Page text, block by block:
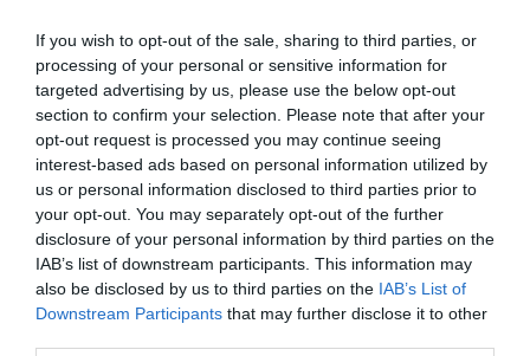
If you wish to opt-out of the sale, sharing to third parties, or
processing of your personal or sensitive information for
targeted advertising by us, please use the below opt-out
section to confirm your selection. Please note that after your
opt-out request is processed you may continue seeing
interest-based ads based on personal information utilized by
us or personal information disclosed to third parties prior to
your opt-out. You may separately opt-out of the further
disclosure of your personal information by third parties on the
IAB’s list of downstream participants. This information may
also be disclosed by us to third parties on the IAB’s List of
Downstream Participants that may further disclose it to other
Συναγερμός στη Χαλκίδα: Γυναίκα
έπεσε από την Υψηλή Γέφυρα
06.08.2026 | 15:10
Στην ΑΑΔΕ ο Μητσοτάκης για το
myAGRO – Τι δήλωσε
06.08.2026 | 15:00
Φωτιά τώρα στη Σκύρο
Προφυλακιστέος ο
Αφγανός για τη
δολοφονία της
Βρετανίδας –
Συγκλονιστική
κατάθεση της συζύγου
Εορτολόγιο: Ποιοι
γιορτάζουν σήμερα,
Πέμπτη 6 Αυγούστου